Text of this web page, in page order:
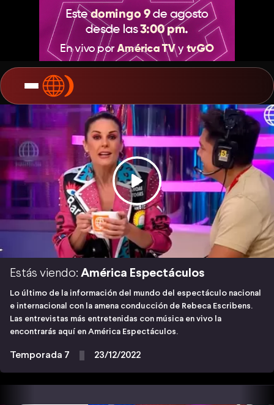
Estás viendo: América Espectáculos
Lo último de la información del mundo del espectáculo nacional
e internacional con la amena conducción de Rebeca Escribens.
Las entrevistas más entretenidas con música en vivo la
encontrarás aquí en América Espectáculos.
Temporada 7 23/12/2022